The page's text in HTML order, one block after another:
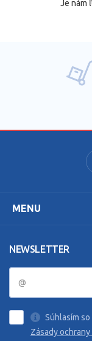
Je nám
MENU
NEWSLETTER
Súhlasím
Zásady